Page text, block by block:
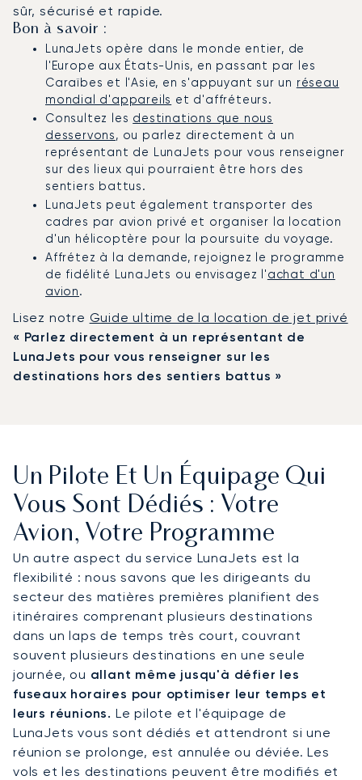
sûr, sécurisé et rapide.
Bon à savoir :
LunaJets opère dans le monde entier, de
l'Europe aux États-Unis, en passant par les
Caraïbes et l'Asie, en s'appuyant sur un réseau
mondial d'appareils et d'affréteurs.
Consultez les destinations que nous
desservons, ou parlez directement à un
représentant de LunaJets pour vous renseigner
sur des lieux qui pourraient être hors des
sentiers battus.
LunaJets peut également transporter des
cadres par avion privé et organiser la location
d'un hélicoptère pour la poursuite du voyage.
Affrétez à la demande, rejoignez le programme
de fidélité LunaJets ou envisagez l'achat d'un
avion.
Lisez notre Guide ultime de la location de jet privé
« Parlez directement à un représentant de
LunaJets pour vous renseigner sur les
destinations hors des sentiers battus »
Un Pilote Et Un Équipage Qui
Vous Sont Dédiés : Votre
Avion, Votre Programme
Un autre aspect du service LunaJets est la
flexibilité : nous savons que les dirigeants du
secteur des matières premières planifient des
itinéraires comprenant plusieurs destinations
dans un laps de temps très court, couvrant
souvent plusieurs destinations en une seule
journée, ou allant même jusqu'à défier les
fuseaux horaires pour optimiser leur temps et
leurs réunions. Le pilote et l'équipage de
LunaJets vous sont dédiés et attendront si une
réunion se prolonge, est annulée ou déviée. Les
vols et les destinations peuvent être modifiés et